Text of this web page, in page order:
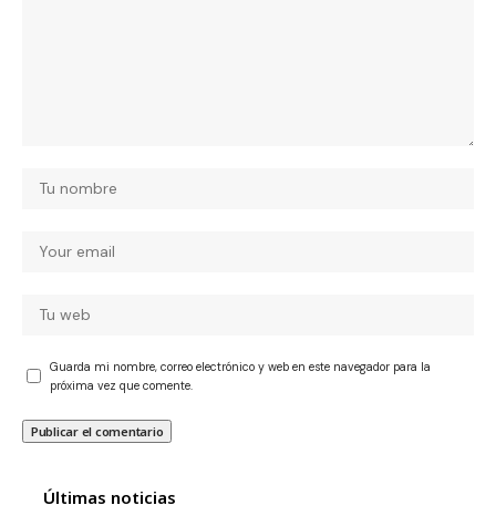
Guarda mi nombre, correo electrónico y web en este navegador para la
próxima vez que comente.
Últimas noticias